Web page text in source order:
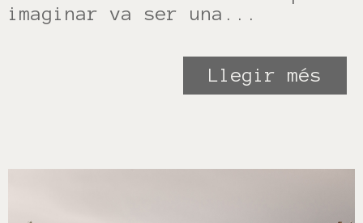
imaginar va ser una...
Llegir més